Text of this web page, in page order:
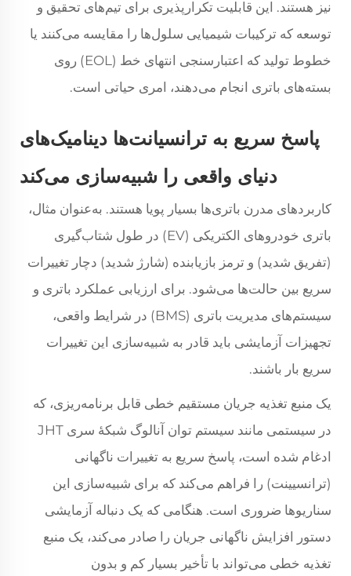
نیز هستند. این قابلیت تکرارپذیری برای تیم‌های تحقیق و
توسعه که ترکیبات شیمیایی سلول‌ها را مقایسه می‌کنند یا
خطوط تولید که اعتبارسنجی انتهای خط (EOL) روی
بسته‌های باتری انجام می‌دهند، امری حیاتی است.
پاسخ سریع به ترانسیانت‌ها دینامیک‌های
دنیای واقعی را شبیه‌سازی می‌کند
کاربردهای مدرن باتری‌ها بسیار پویا هستند. به‌عنوان مثال،
باتری خودروهای الکتریکی (EV) در طول شتاب‌گیری
(تفریق شدید) و ترمز بازیابنده (شارژ شدید) دچار تغییرات
سریع بین حالت‌ها می‌شود. برای ارزیابی عملکرد باتری و
سیستم‌های مدیریت باتری (BMS) در شرایط واقعی،
تجهیزات آزمایشی باید قادر به شبیه‌سازی این تغییرات
سریع بار باشند.
یک منبع تغذیه جریان مستقیم خطی قابل برنامه‌ریزی، که
در سیستمی مانند سیستم توان آنالوگ شبکهٔ سری JHT
ادغام شده است، پاسخ سریع به تغییرات ناگهانی
(ترانسیینت) را فراهم می‌کند که برای شبیه‌سازی این
سناریوها ضروری است. هنگامی که یک دنباله آزمایشی
دستور افزایش ناگهانی جریان را صادر می‌کند، یک منبع
تغذیه خطی می‌تواند با تأخیر بسیار کم و بدون